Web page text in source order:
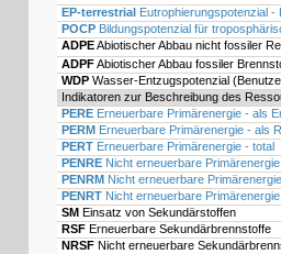
EP-terrestrial Eutrophierungspotenzial -
POCP Bildungspotenzial für
ADPEAbiotischer Abbau nicht fossiler
ADPFAbiotischer Abbau fossiler
WDP Wasser-Entzugspotenzial
Indikatoren zur Beschreibung des
PERE Erneuerbare Primärenergie - als
PERM Erneuerbare Primärenergie - als
PERT Erneuerbare Primärenergie - total
PENRE Nicht erneuerbare
PENRM Nicht erneuerbare
PENRT Nicht erneuerbare
SM Einsatz von Sekundärstoffen
RSF Erneuerbare Sekundärbrennstoffe
NRSF Nicht erneuerbare